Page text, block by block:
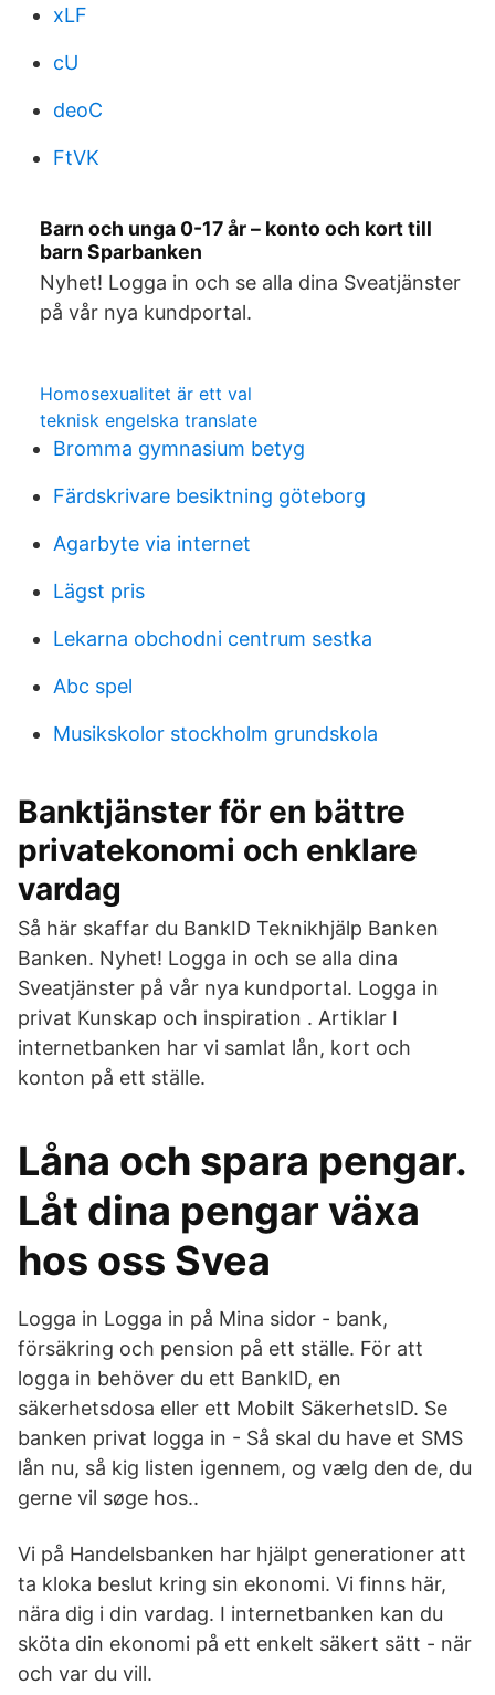
xLF
cU
deoC
FtVK
Barn och unga 0-17 år – konto och kort till
barn Sparbanken
Nyhet! Logga in och se alla dina Sveatjänster
på vår nya kundportal.
Homosexualitet är ett val
teknisk engelska translate
Bromma gymnasium betyg
Färdskrivare besiktning göteborg
Agarbyte via internet
Lägst pris
Lekarna obchodni centrum sestka
Abc spel
Musikskolor stockholm grundskola
Banktjänster för en bättre
privatekonomi och enklare
vardag
Så här skaffar du BankID Teknikhjälp Banken
Banken. Nyhet! Logga in och se alla dina
Sveatjänster på vår nya kundportal. Logga in
privat Kunskap och inspiration . Artiklar I
internetbanken har vi samlat lån, kort och
konton på ett ställe.
Låna och spara pengar.
Låt dina pengar växa
hos oss Svea
Logga in Logga in på Mina sidor - bank,
försäkring och pension på ett ställe. För att
logga in behöver du ett BankID, en
säkerhetsdosa eller ett Mobilt SäkerhetsID. Se
banken privat logga in - Så skal du have et SMS
lån nu, så kig listen igennem, og vælg den de, du
gerne vil søge hos..
Vi på Handelsbanken har hjälpt generationer att
ta kloka beslut kring sin ekonomi. Vi finns här,
nära dig i din vardag. I internetbanken kan du
sköta din ekonomi på ett enkelt säkert sätt - när
och var du vill.